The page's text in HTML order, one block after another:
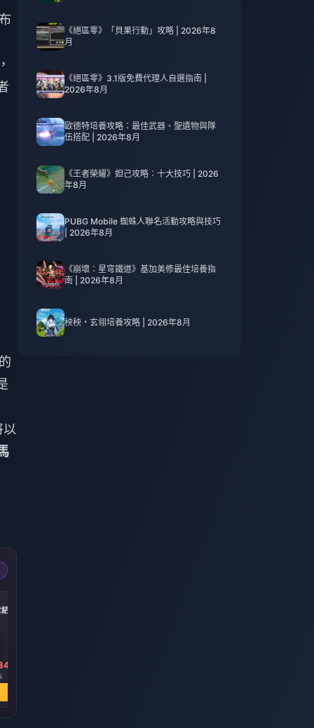
晶
《絕區零》「貝果行動」攻略 | 2026年8
月
《絕區零》3.1版免費代理人自選指南 |
2026年8月
歐德特培養攻略：最佳武器、聖遺物與隊
伍搭配 | 2026年8月
《王者榮耀》妲己攻略：十大技巧 | 2026
年8月
PUBG Mobile 蜘蛛人聯名活動攻略與技巧
| 2026年8月
《崩壞：星穹鐵道》基加美修最佳培養指
南 | 2026年8月
秧秧・玄翎培養攻略 | 2026年8月